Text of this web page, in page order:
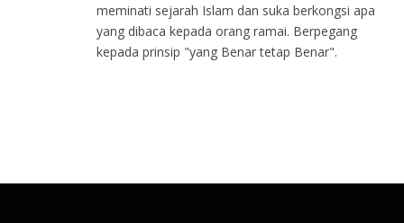
meminati sejarah Islam dan suka berkongsi apa
yang dibaca kepada orang ramai. Berpegang
kepada prinsip "yang Benar tetap Benar".